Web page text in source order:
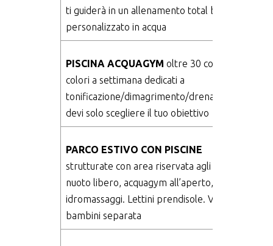
ti guiderà in un allenamento total body
personalizzato in acqua
PISCINA ACQUAGYM oltre 30 corsi a
colori a settimana dedicati a
tonificazione/dimagrimento/drenaggio…
devi solo scegliere il tuo obiettivo
PARCO ESTIVO CON PISCINE
strutturate con area riservata agli adulti,
nuoto libero, acquagym all’aperto,
idromassaggi. Lettini prendisole. Vasca
bambini separata